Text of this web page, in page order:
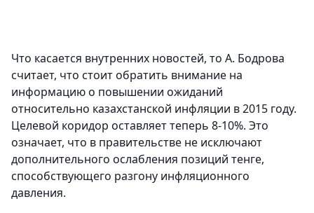
Что касается внутренних новостей, то А. Бодрова
считает, что стоит обратить внимание на
информацию о повышении ожиданий
относительно казахстанской инфляции в 2015 году.
Целевой коридор оставляет теперь 8-10%. Это
означает, что в правительстве не исключают
дополнительного ослабления позиций тенге,
способствующего разгону инфляционного
давления.